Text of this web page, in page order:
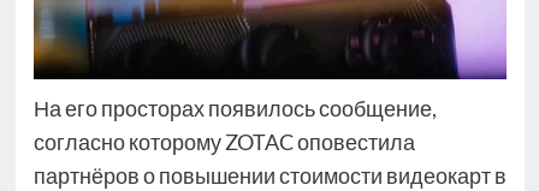
На его просторах появилось сообщение,
согласно которому ZOTAC оповестила
партнёров о повышении стоимости видеокарт в